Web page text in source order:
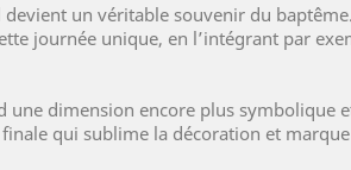
un véritable souvenir du baptême.
journée unique, en l’intégrant par
une dimension encore plus symbolique
qui sublime la décoration et